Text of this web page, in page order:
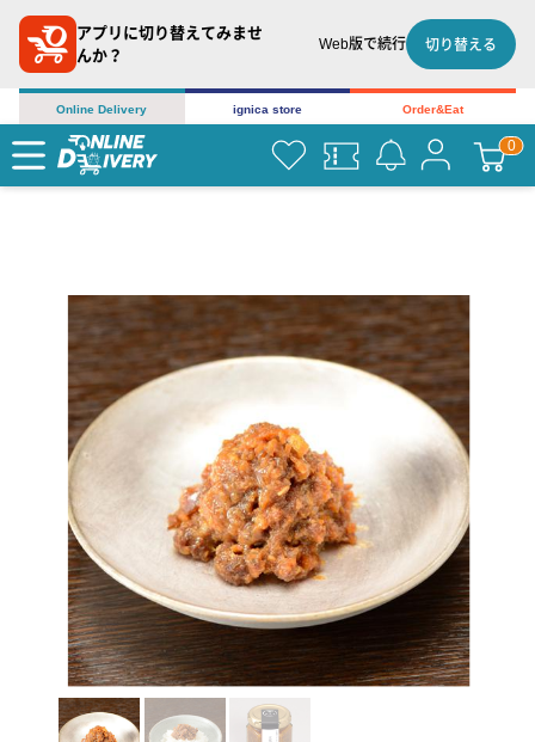
アプリに切り替えてみませ
んか？
Web版で続行 切り替える
Online Delivery ignica store Order&Eat